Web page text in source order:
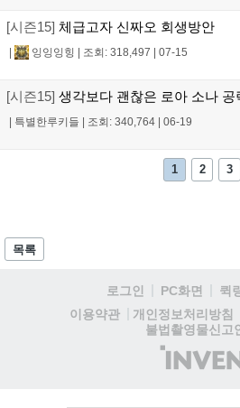
[시즌15] 체급고자 신짜오 회생방안
| 잉잉잉힝 | 조회: 318,497 | 07-15
[시즌15] 생각보다 괜찮은 로아 소나 공
| 특별한루키들 | 조회: 340,764 | 06-19
1 2 3
목록
로그인 PC화면 퀵
이용약관
개인정보처리방침
불법촬영물신고
(주)
인